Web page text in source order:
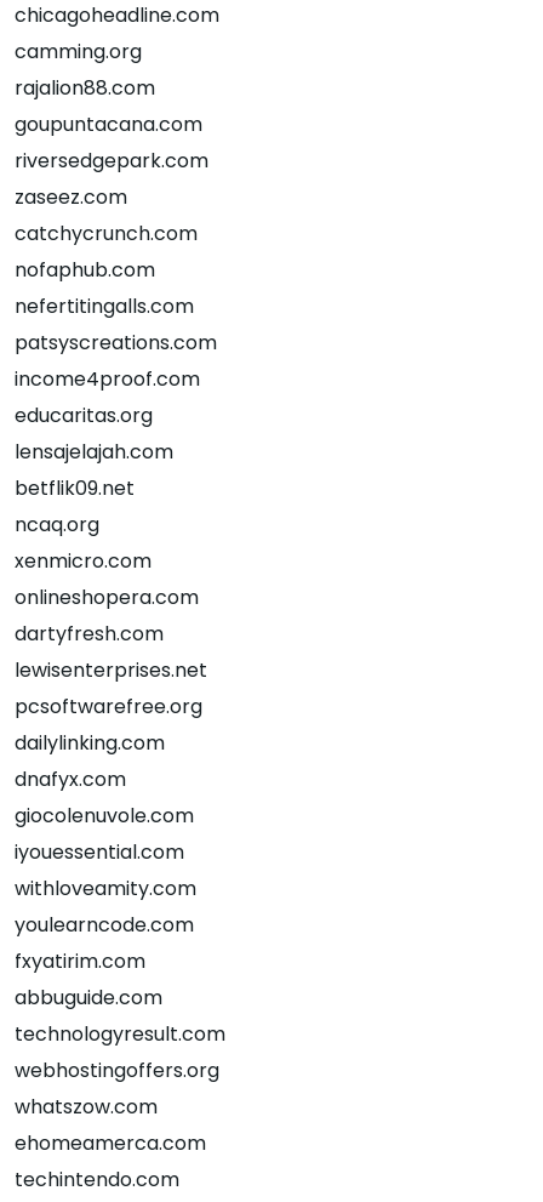
chicagoheadline.com
camming.org
rajalion88.com
goupuntacana.com
riversedgepark.com
zaseez.com
catchycrunch.com
nofaphub.com
nefertitingalls.com
patsyscreations.com
income4proof.com
educaritas.org
lensajelajah.com
betflik09.net
ncaq.org
xenmicro.com
onlineshopera.com
dartyfresh.com
lewisenterprises.net
pcsoftwarefree.org
dailylinking.com
dnafyx.com
giocolenuvole.com
iyouessential.com
withloveamity.com
youlearncode.com
fxyatirim.com
abbuguide.com
technologyresult.com
webhostingoffers.org
whatszow.com
ehomeamerca.com
techintendo.com